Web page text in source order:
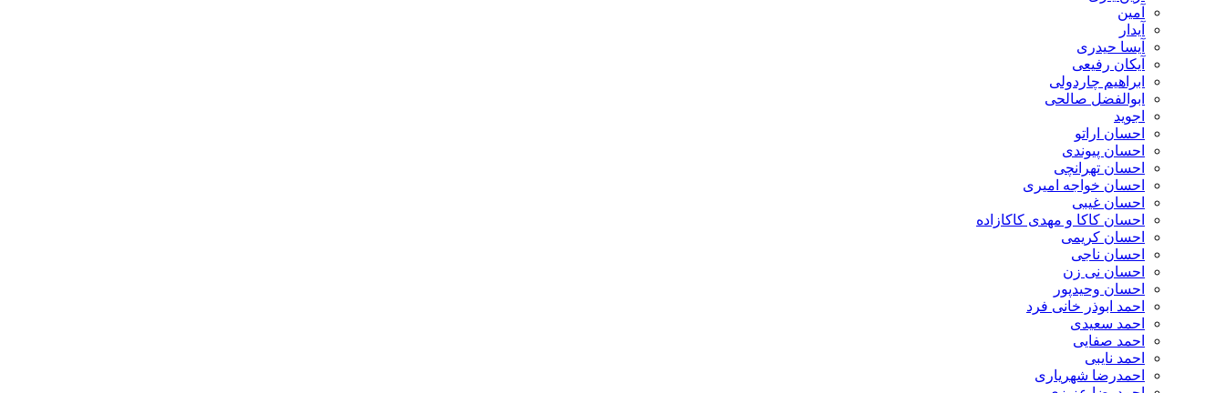
آمین
آیدار
آیسا حیدری
آیکان رفیعی
ابراهیم چاردولی
ابوالفضل صالحی
اجوید
احسان اراتو
احسان پیوندی
احسان تهرانچی
احسان خواجه امیری
احسان غیبی
احسان کاکا و مهدی کاکازاده
احسان کریمی
احسان ناجی
احسان نی زن
احسان وحیدپور
احمد ابوذر خانی فرد
احمد سعیدی
احمد صفایی
احمد نایبی
احمدرضا شهریاری